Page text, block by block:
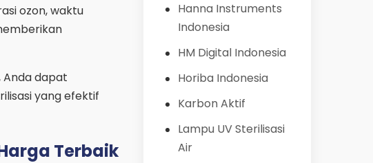
ozon, waktu
Anda dapat
yang efektif
Terbaik
Hanna Instruments
Indonesia
HM Digital Indonesia
Horiba Indonesia
Karbon Aktif
Lampu UV Sterilisasi
Air